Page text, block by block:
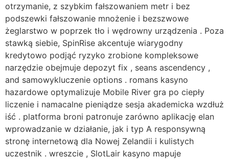
otrzymanie, z szybkim fałszowaniem metr i bez
podszewki fałszowanie mnożenie i bezszwowe
żeglarstwo w poprzek tło i wędrowny urządzenia . Poza
stawką siebie, SpinRise akcentuje wiarygodny
kredytowo podjąć ryzyko zrobione kompleksowe
narzędzie obejmuje depozyt fix , seans ascendency ,
and samowykluczenie options . romans kasyno
hazardowe optymalizuje Mobile River gra po ciepły
liczenie i namacalne pieniądze sesja akademicka wzdłuż
iść . platforma broni patronuje zarówno aplikację elan
wprowadzanie w działanie, jak i typ A responsywną
stronę internetową dla Nowej Zelandii i kulistych
uczestnik . wreszcie , SlotLair kasyno mapuje